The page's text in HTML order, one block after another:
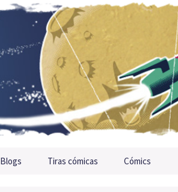
Blogs Tiras cómicas Cómics